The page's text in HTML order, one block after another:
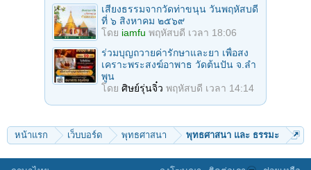
เสียงธรรมจากวัดท่าขนุน วันพฤหัสบดี
ที่ ๖ สิงหาคม ๒๕๖๙
โดย iamfu พฤหัสบดี เวลา 18:06
ร่วมบุญถวายค่ารักษาและยา เพื่อสง
เคราะพระสงฆ์อาพาธ วัดต้นปัน จ.ลํา
พูน
โดย ศิษย์รุ่นจิ๋ว พฤหัสบดี เวลา 14:14
หน้าแรก เว็บบอร์ด พุทธศาสนา พุทธศาสนา และ ธรรมะ